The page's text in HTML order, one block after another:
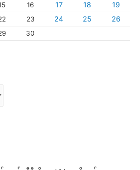
16 17 18 19
23 24 25 26
30